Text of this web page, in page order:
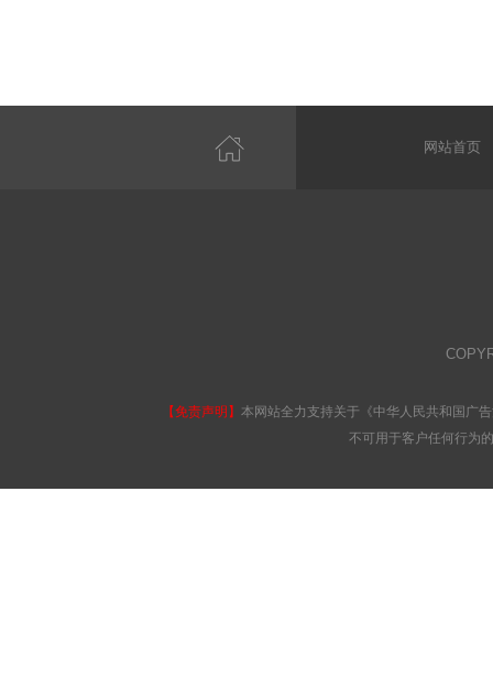
网站首页
【免责声明】 本网站全力支持关于《中华人民共和国广
不可用于客户任何行为